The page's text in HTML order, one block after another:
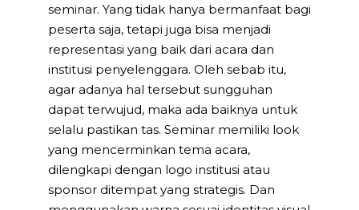
seminar. Yang tidak hanya bermanfaat bagi
peserta saja, tetapi juga bisa menjadi
representasi yang baik dari acara dan
institusi penyelenggara. Oleh sebab itu,
agar adanya hal tersebut sungguhan
dapat terwujud, maka ada baiknya untuk
selalu pastikan tas. Seminar memiliki look
yang mencerminkan tema acara,
dilengkapi dengan logo institusi atau
sponsor ditempat yang strategis. Dan